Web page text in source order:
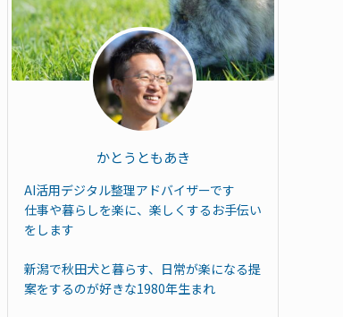
かとうともあき
AI活用デジタル整理アドバイザーです
仕事や暮らしを楽に、楽しくするお手伝い
をします
新潟で秋田犬と暮らす、日常が楽になる提
案をするのが好きな1980年生まれ